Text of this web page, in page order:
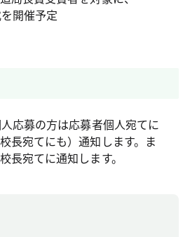
開催予定
応募の方は応募者個人宛てに
長宛てにも）通知します。ま
長宛てに通知します。